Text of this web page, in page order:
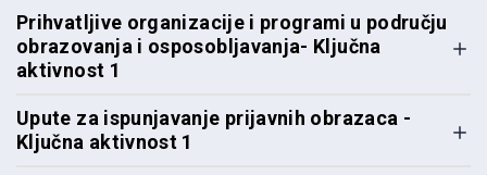
Prihvatljive organizacije i programi u području
obrazovanja i osposobljavanja- Ključna
aktivnost 1
Upute za ispunjavanje prijavnih obrazaca -
Ključna aktivnost 1